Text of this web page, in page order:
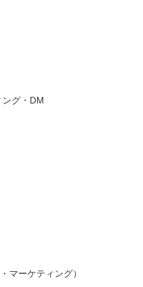
グ・DM
マーケティング）